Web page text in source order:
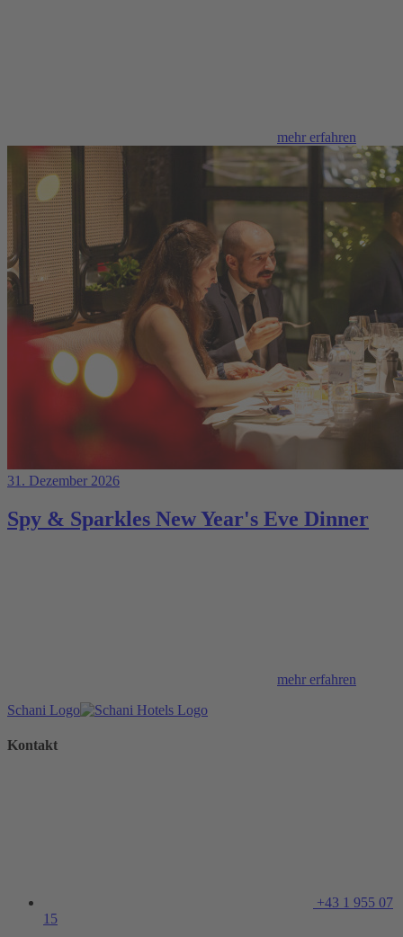
mehr erfahren
31. Dezember 2026
Spy & Sparkles New Year's Eve Dinner
mehr erfahren
Schani Logo
Kontakt
+43 1 955 07
15